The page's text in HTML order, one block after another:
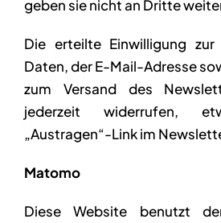
geben sie nicht an Dritte
Die erteilte Einwilligung zur
Daten, der E-Mail-Adresse
zum Versand des
jederzeit widerrufen,
„Austragen“-Link im
Matomo
Diese Website benutzt